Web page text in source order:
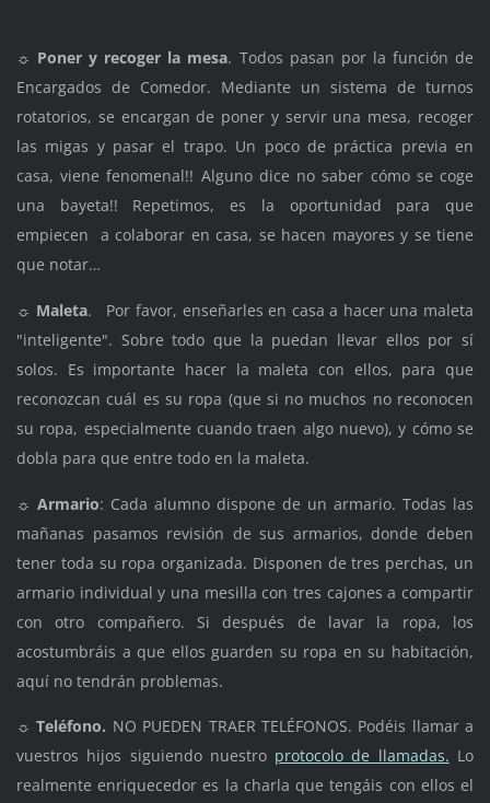
☼ Poner y recoger la mesa. Todos pasan por la función de
Encargados de Comedor. Mediante un sistema de turnos
rotatorios, se encargan de poner y servir una mesa, recoger
las migas y pasar el trapo. Un poco de práctica previa en
casa, viene fenomenal!! Alguno dice no saber cómo se coge
una bayeta!! Repetimos, es la oportunidad para que
empiecen a colaborar en casa, se hacen mayores y se tiene
que notar…
☼ Maleta. Por favor, enseñarles en casa a hacer una maleta
"inteligente". Sobre todo que la puedan llevar ellos por sí
solos. Es importante hacer la maleta con ellos, para que
reconozcan cuál es su ropa (que si no muchos no reconocen
su ropa, especialmente cuando traen algo nuevo), y cómo se
dobla para que entre todo en la maleta.
☼ Armario: Cada alumno dispone de un armario. Todas las
mañanas pasamos revisión de sus armarios, donde deben
tener toda su ropa organizada. Disponen de tres perchas, un
armario individual y una mesilla con tres cajones a compartir
con otro compañero. Si después de lavar la ropa, los
acostumbráis a que ellos guarden su ropa en su habitación,
aquí no tendrán problemas.
☼Teléfono. NO PUEDEN TRAER TELÉFONOS. Podéis llamar a
vuestros hijos siguiendo nuestro protocolo de llamadas. Lo
realmente enriquecedor es la charla que tengáis con ellos el